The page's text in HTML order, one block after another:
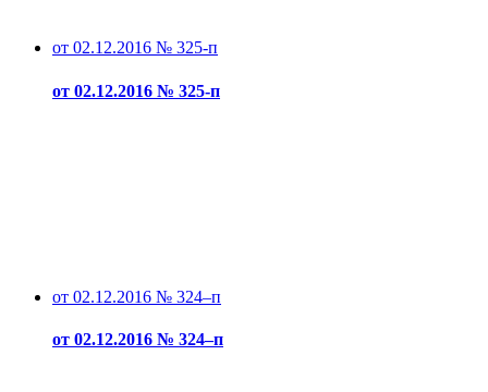
от 02.12.2016 № 325-п
от 02.12.2016 № 325-п
от 02.12.2016 № 324–п
от 02.12.2016 № 324–п